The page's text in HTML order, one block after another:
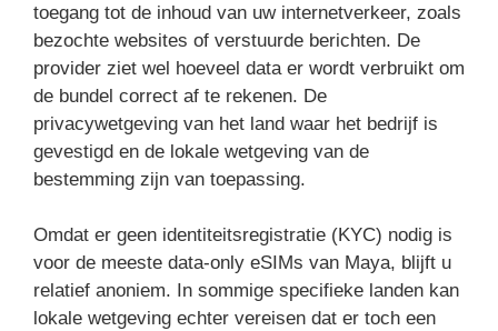
toegang tot de inhoud van uw internetverkeer, zoals
bezochte websites of verstuurde berichten. De
provider ziet wel hoeveel data er wordt verbruikt om
de bundel correct af te rekenen. De
privacywetgeving van het land waar het bedrijf is
gevestigd en de lokale wetgeving van de
bestemming zijn van toepassing.
Omdat er geen identiteitsregistratie (KYC) nodig is
voor de meeste data-only eSIMs van Maya, blijft u
relatief anoniem. In sommige specifieke landen kan
lokale wetgeving echter vereisen dat er toch een